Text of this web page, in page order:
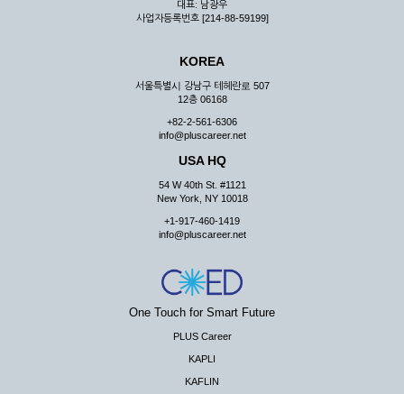
대표: 남광우
사업자등록번호 [214-88-59199]
KOREA
서울특별시 강남구 테헤란로 507
12층 06168
+82-2-561-6306
info@pluscareer.net
USA HQ
54 W 40th St. #1121
New York, NY 10018
+1-917-460-1419
info@pluscareer.net
One Touch for Smart Future
PLUS Career
KAPLI
KAFLIN